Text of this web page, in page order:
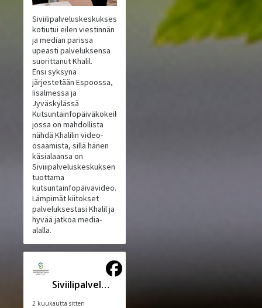
Siviilipalveluskeskuksesta
kotiutui eilen viestinnän
ja median parissa
upeasti palveluksensa
suorittanut Khalil.
Ensi syksynä
järjestetään Espoossa,
Iisalmessa ja
Jyväskylässä
Kutsuntainfopäiväkokeilu,
jossa on mahdollista
nähdä Khalilin video-
osaamista, sillä hänen
käsialaansa on
Siviiipalveluskeskuksen
tuottama
kutsuntainfopäivävideo.
Lämpimät kiitokset
palveluksestasi Khalil ja
hyvää jatkoa media-
alalla.
Siviilipalveluskeskus
2 kuukautta sitten